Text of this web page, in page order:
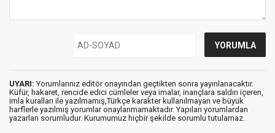
UYARI: Yorumlarınız editör onayından geçtikten sonra yayınlanacaktır.
Küfür, hakaret, rencide edici cümleler veya imalar, inançlara saldırı içeren,
imla kuralları ile yazılmamış,Türkçe karakter kullanılmayan ve büyük
harflerle yazılmış yorumlar onaylanmamaktadır. Yapılan yorumlardan
yazarları sorumludur. Kurumumuz hiçbir şekilde sorumlu tutulamaz.